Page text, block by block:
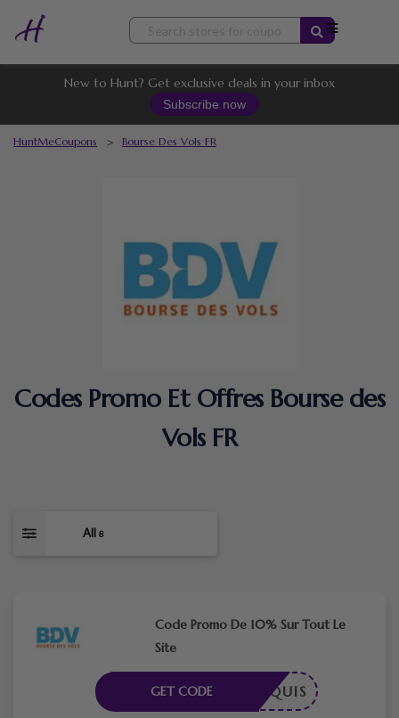
Skip
content
New to Hunt? Get exclusive deals in your inbox
Subscribe now
HuntMeCoupons > Bourse Des Vols FR
Codes Promo Et Offres Bourse des
Vols FR
All 8
Code Promo De 10% Sur Tout Le
Site
E REQUIS
GET CODE